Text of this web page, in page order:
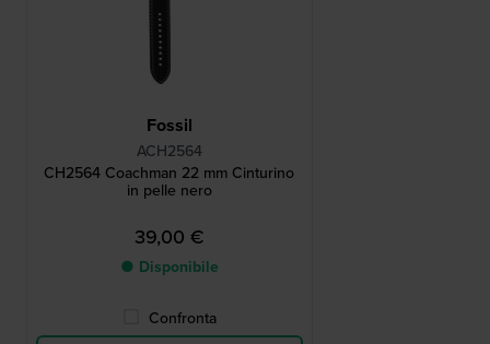
Fossil
ACH2564
CH2564 Coachman 22 mm Cinturino
in pelle nero
39,00 €
● Disponibile
Confronta